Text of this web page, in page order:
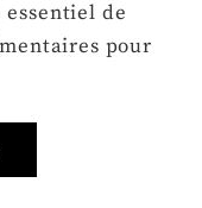
de
pour